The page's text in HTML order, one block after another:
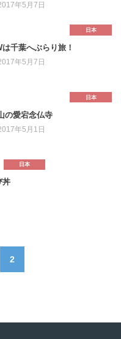
年5月7日
日本
は千葉へぶらり旅！
年5月7日
日本
の愛宕念仏寺
年5月1日
日本
丼
2